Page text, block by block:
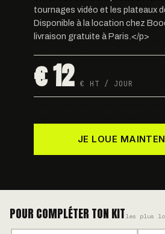
tournages vidéo et les plateaux
Disponible à la location chez
livraison gratuite à Paris.</p>
€ 12 € HT / JOUR
JE LOUE
POUR COMPLÉTER TON KITles plus